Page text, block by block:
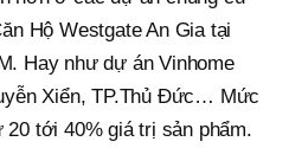
Hộ Westgate An Gia tại
Hay như dự án Vinhome
Xiển, TP.Thủ Đức… Mức
tới 40% giá trị sản phẩm.